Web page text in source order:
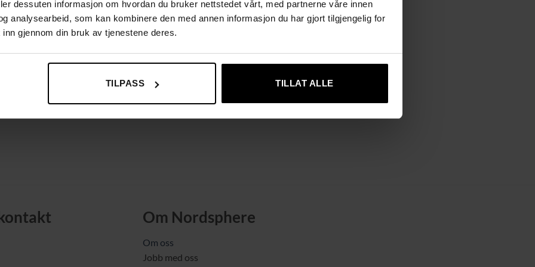
dessuten informasjon om hvordan du bruker nettstedet vårt, med partnerne våre innen
analysearbeid, som kan kombinere den med annen informasjon du har gjort tilgjengelig for
gjennom din bruk av tjenestene deres.
TILPASS TILLAT ALLE
Om Nordsphere
Om oss
Jobb med oss